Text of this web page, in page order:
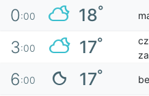
0:00 18°
3:00 17°
6:00 17°